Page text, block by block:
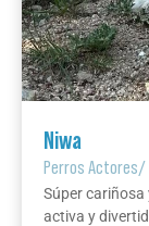
Niwa
Perros Actores/
Súper cariñosa
activa y